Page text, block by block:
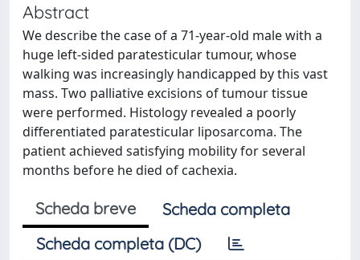
Abstract
We describe the case of a 71-year-old male with a
huge left-sided paratesticular tumour, whose
walking was increasingly handicapped by this vast
mass. Two palliative excisions of tumour tissue
were performed. Histology revealed a poorly
differentiated paratesticular liposarcoma. The
patient achieved satisfying mobility for several
months before he died of cachexia.
Scheda breve
Scheda completa
Scheda completa (DC)